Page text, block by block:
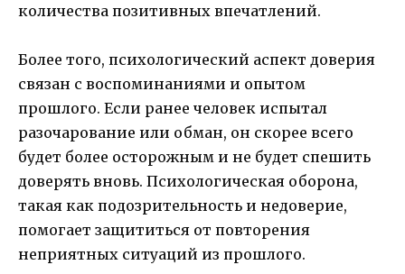
количества позитивных впечатлений.
Более того, психологический аспект доверия
связан с воспоминаниями и опытом
прошлого. Если ранее человек испытал
разочарование или обман, он скорее всего
будет более осторожным и не будет спешить
доверять вновь. Психологическая оборона,
такая как подозрительность и недоверие,
помогает защититься от повторения
неприятных ситуаций из прошлого.